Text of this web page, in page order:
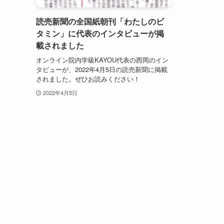
読売新聞の全国紙朝刊「わたしのビ
タミン」に代表のインタビューが掲
載されました
オンライン院内学級KAYOU代表の西岡のイン
タビューが、2022年4月5日の読売新聞に掲載
されました。ぜひお読みください！
2022年4月5日